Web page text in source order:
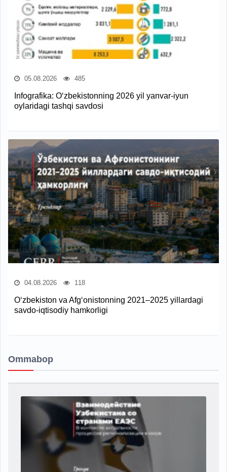
05.08.2026 485
Infografika: O‘zbekistonning 2026 yil yanvar-iyun
oylaridagi tashqi savdosi
04.08.2026 118
O‘zbekiston va Afg‘onistonning 2021–2025 yillardagi
savdo-iqtisodiy hamkorligi
Ommabop